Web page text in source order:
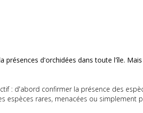
d'orchidées dans toute l'île.
: d'abord confirmer la présence des
espèces rares, menacées ou simplement